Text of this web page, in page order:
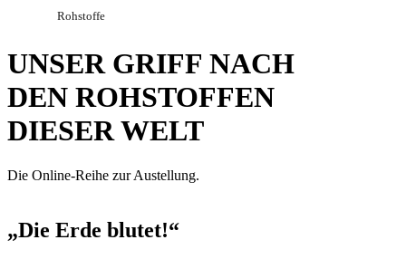
Rohstoffe
UNSER GRIFF NACH
DEN ROHSTOFFEN
DIESER WELT
Die Online-Reihe zur Austellung.
„Die Erde blutet!“